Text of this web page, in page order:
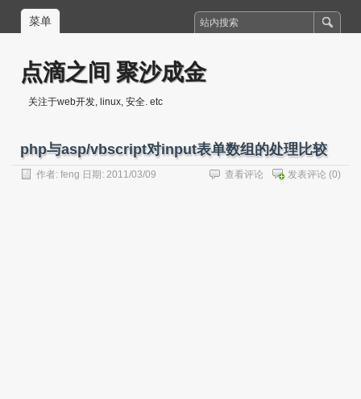
菜单
点滴之间 聚沙成金
关注于web开发, linux, 安全. etc
php与asp/vbscript对input表单数组的处理比较
作者: feng 日期: 2011/03/09 发表评论 (0)
查看评论